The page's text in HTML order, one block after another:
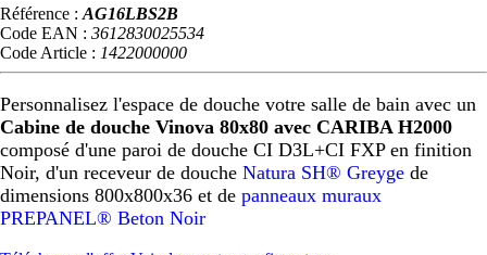
Référence : AG16LBS2B
Code EAN : 3612830025534
Code Article : 1422000000
Personnalisez l'espace de douche votre salle de bain avec un
Cabine de douche Vinova 80x80 avec CARIBA H2000
composé d'une paroi de douche CI D3L+CI FXP en finition
Noir, d'un receveur de douche Natura SH® Greyge de
dimensions 800x800x36 et de panneaux muraux
PREPANEL® Beton Noir